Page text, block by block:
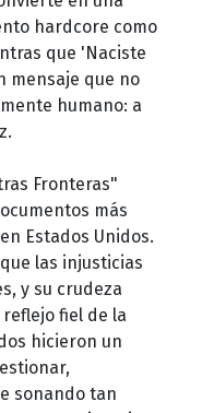
hardcore como
que 'Naciste
mensaje que no
humano: a
Fronteras"
más
Estados Unidos.
las injusticias
y su crudeza
fiel de la
hicieron un
sonando tan